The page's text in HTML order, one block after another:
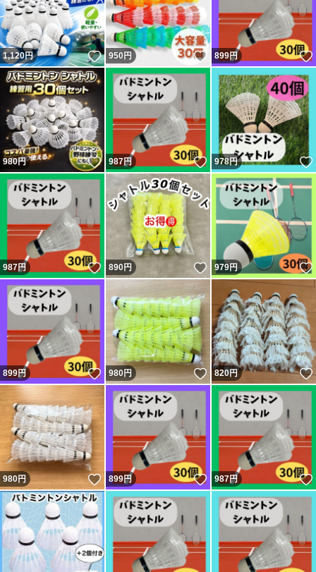
1,120円 いいね！
950 円 いいね！
899円
980円 いいね！
987円 いいね！
978円
987円 いいね！
890円 いいね！
979円
899円 いいね！
980円 いいね！
820円
980円 いいね！
899円 いいね！
987円